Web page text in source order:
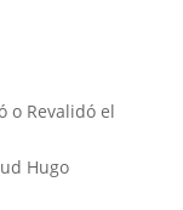
o Revalidó el
Hugo